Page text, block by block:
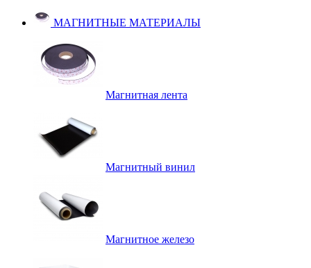
МАГНИТНЫЕ МАТЕРИАЛЫ
Магнитная лента
Магнитный винил
Магнитное железо